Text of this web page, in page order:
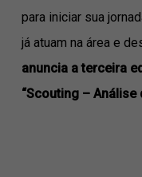
para iniciar sua
já atuam na área e
anuncia a terceira
“Scouting – Análise